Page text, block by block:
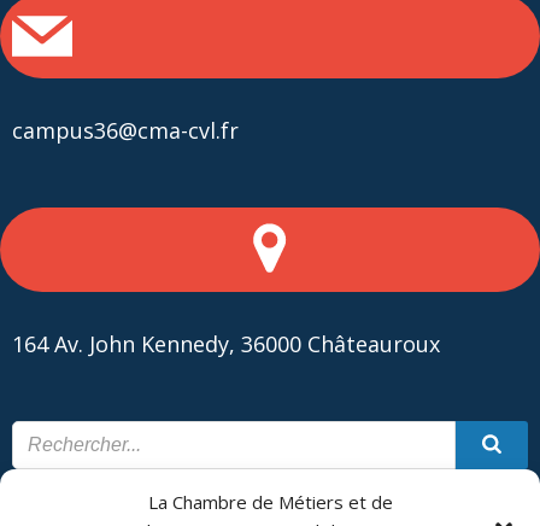
La Chambre de Métiers et de
campus36@cma-cvl.fr
164 Av. John Kennedy, 36000 Châteauroux
CONTACT PLAN DU SITE